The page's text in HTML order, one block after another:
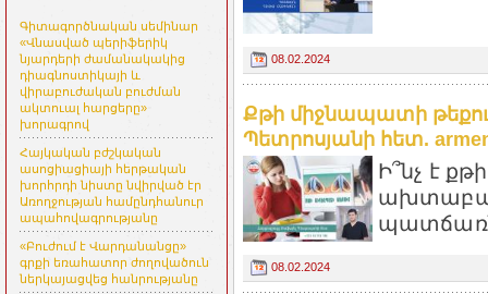
Գիտագործնական սեմինար
«Վնասված պերիֆերիկ
նյարդերի ժամանակակից
դիագնոստիկայի և
վիրաբուժական բուժման
ակտուալ հարցերը»
խորագրով
Հայկական բժշկական
ասոցիացիայի հերթական
խորհրդի նիստը նվիրված էր
Առողջության համընդհանուր
ապահովագրությանը
«Բուժում է Վարդանանցը»
գրքի եռահատոր ժողովածուն
ներկայացվեց հանրությանը
08.02.2024
Քթի միջնապատի
Պետրոսյանի հետ.
Ի՞նչ է
08.02.2024